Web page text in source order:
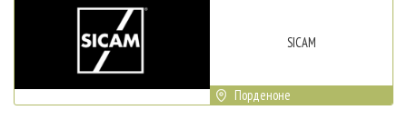
SICAM
Порденоне